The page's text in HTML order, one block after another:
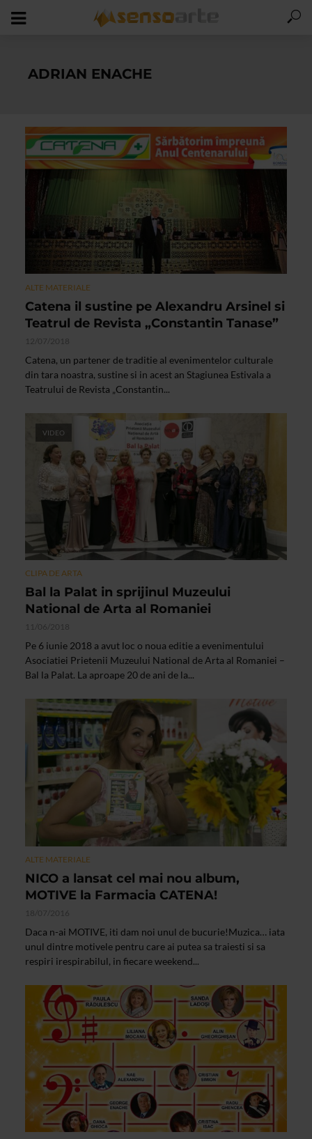
ADRIAN ENACHE
ALTE MATERIALE
Catena il sustine pe Alexandru Arsinel si
Teatrul de Revista „Constantin Tanase”
12/07/2018
Catena, un partener de traditie al evenimentelor culturale
din tara noastra, sustine si in acest an Stagiunea Estivala a
Teatrului de Revista „Constantin...
VIDEO
CLIPA DE ARTA
Bal la Palat in sprijinul Muzeului
National de Arta al Romaniei
11/06/2018
Pe 6 iunie 2018 a avut loc o noua editie a evenimentului
Asociatiei Prietenii Muzeului National de Arta al Romaniei –
Bal la Palat. La aproape 20 de ani de la...
ALTE MATERIALE
NICO a lansat cel mai nou album,
MOTIVE la Farmacia CATENA!
18/07/2016
Daca n-ai MOTIVE, iti dam noi unul de bucurie!Muzica… iata
unul dintre motivele pentru care ai putea sa traiesti si sa
respiri irespirabilul, in fiecare weekend...